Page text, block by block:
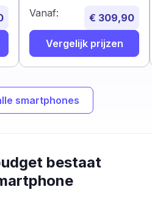
Vanaf: € 309,90
Vergelijk prijzen
smartphones
bestaat